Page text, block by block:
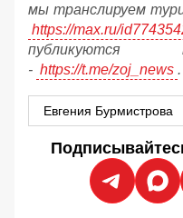
мы транслируем
https://max.ru/
- https://t.me/zoj_news .
Евгения Бурмистрова